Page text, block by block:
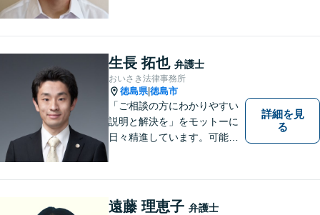
貸借/消費者問題/離婚/相続/債
務整理など）を中心に、社会
的事件にも対応いたします。
お気軽にご相談ください。
生長 拓也 弁護士
おいさき法律事務所
徳島県|徳島市
「ご相談の方にわかりやすい
説明と解決を」をモットーに
日々精進しています。可能な
不安な思いを抱えられている
詳細を見
る
遠藤 理恵子 弁護士